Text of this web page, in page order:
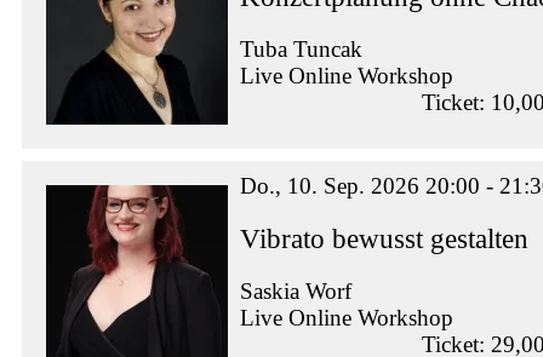
Tuba Tuncak
Live Online Workshop
Ticket:
Do., 10. Sep. 2026 20:00 -
Vibrato bewusst gestalten
Saskia Worf
Live Online Workshop
Ticket: